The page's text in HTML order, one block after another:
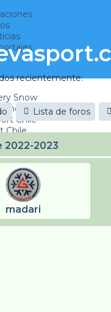
recientemente:
Snow
Chile
blog
da
friki
Lista de foros
2022-2023
madari